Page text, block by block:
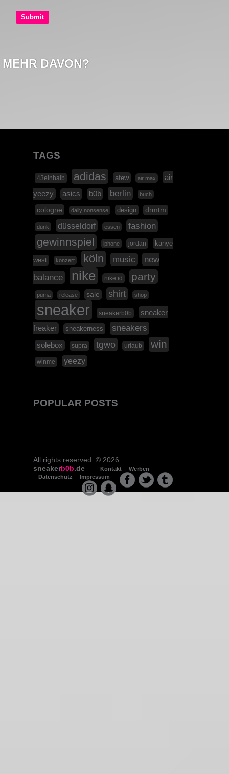
MEHR DAVON?
TAGS
43einhalb adidas afew air max
air
yeezy
asics b0b berlin buch
cologne daily nonsense design drmtm
dunk düsseldorf essen fashion
gewinnspiel iphone jordan kanye
west konzert köln music
new
balance
nike nike id party
puma release sale shirt shop
sneaker sneakerb0b
sneaker
freaker
sneakerness sneakers
solebox supra tgwo urlaub win
winme yeezy
POPULAR POSTS
All rights reserved. © 2026
sneakerb0b.de Kontakt
Werben
Datenschutz
Impressum